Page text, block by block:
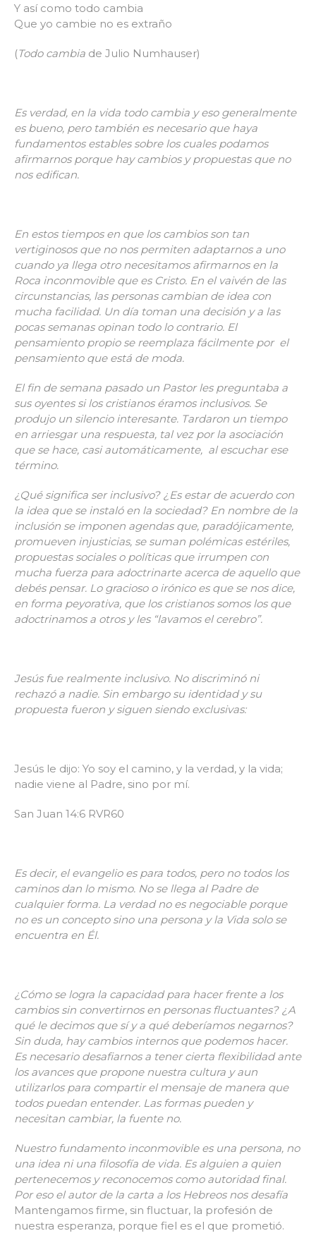
Y así como todo cambia
Que yo cambie no es extraño
(Todo cambia de Julio Numhauser)
Es verdad, en la vida todo cambia y eso generalmente
es bueno, pero también es necesario que haya
fundamentos estables sobre los cuales podamos
afirmarnos porque hay cambios y propuestas que no
nos edifican.
En estos tiempos en que los cambios son tan
vertiginosos que no nos permiten adaptarnos a uno
cuando ya llega otro necesitamos afirmarnos en la
Roca inconmovible que es Cristo. En el vaivén de las
circunstancias, las personas cambian de idea con
mucha facilidad. Un día toman una decisión y a las
pocas semanas opinan todo lo contrario. El
pensamiento propio se reemplaza fácilmente por el
pensamiento que está de moda.
El fin de semana pasado un Pastor les preguntaba a
sus oyentes si los cristianos éramos inclusivos. Se
produjo un silencio interesante. Tardaron un tiempo
en arriesgar una respuesta, tal vez por la asociación
que se hace, casi automáticamente, al escuchar ese
término.
¿Qué significa ser inclusivo? ¿Es estar de acuerdo con
la idea que se instaló en la sociedad? En nombre de la
inclusión se imponen agendas que, paradójicamente,
promueven injusticias, se suman polémicas estériles,
propuestas sociales o políticas que irrumpen con
mucha fuerza para adoctrinarte acerca de aquello que
debés pensar. Lo gracioso o irónico es que se nos dice,
en forma peyorativa, que los cristianos somos los que
adoctrinamos a otros y les “lavamos el cerebro”.
Jesús fue realmente inclusivo. No discriminó ni
rechazó a nadie. Sin embargo su identidad y su
propuesta fueron y siguen siendo exclusivas:
Jesús le dijo: Yo soy el camino, y la verdad, y la vida;
nadie viene al Padre, sino por mí.
San Juan 14:6 RVR60
Es decir, el evangelio es para todos, pero no todos los
caminos dan lo mismo. No se llega al Padre de
cualquier forma. La verdad no es negociable porque
no es un concepto sino una persona y la Vida solo se
encuentra en Él.
¿Cómo se logra la capacidad para hacer frente a los
cambios sin convertirnos en personas fluctuantes? ¿A
qué le decimos que sí y a qué deberíamos negarnos?
Sin duda, hay cambios internos que podemos hacer.
Es necesario desafiarnos a tener cierta flexibilidad ante
los avances que propone nuestra cultura y aun
utilizarlos para compartir el mensaje de manera que
todos puedan entender. Las formas pueden y
necesitan cambiar, la fuente no.
Nuestro fundamento inconmovible es una persona, no
una idea ni una filosofía de vida. Es alguien a quien
pertenecemos y reconocemos como autoridad final.
Por eso el autor de la carta a los Hebreos nos desafía
Mantengamos firme, sin fluctuar, la profesión de
nuestra esperanza, porque fiel es el que prometió.